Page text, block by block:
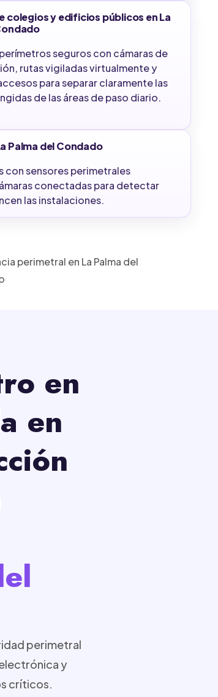
colegios y edificios públicos en La
seguros con cámaras de
rutas vigiladas virtualmente y
para separar claramente las
de las áreas de paso diario.
Palma del Condado
con sensores perimetrales
conectadas para detectar
las instalaciones.
en
en
perimetral
y
críticos.